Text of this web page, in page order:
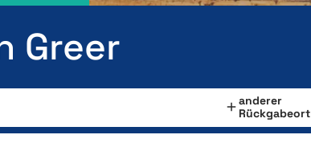
Greer
anderer
Rückgabeort